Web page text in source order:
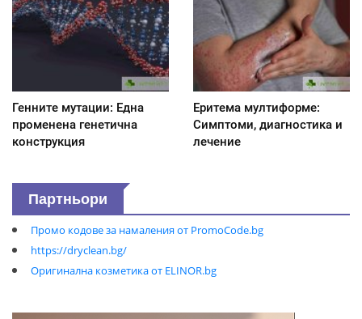
Генните мутации: Една
променена генетична
конструкция
Еритема мултиформе:
Симптоми, диагностика и
лечение
Партньори
Промо кодове за намаления от PromoCode.bg
https://dryclean.bg/
Оригинална козметика от ELINOR.bg